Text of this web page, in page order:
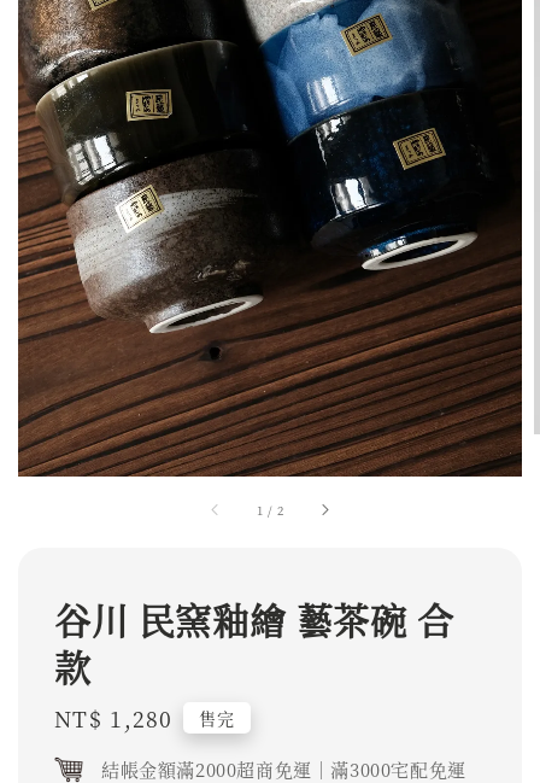
1 / 2
谷川 民窯釉繪 藝茶碗 合
款
Regular
price
NT$ 1,280 售完
結帳金額滿2000超商免運｜滿3000宅配免運